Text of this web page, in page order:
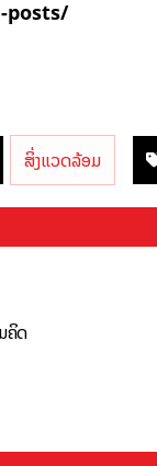
posts/
ສິ່ງແວດລ້ອມ
ຄິດ